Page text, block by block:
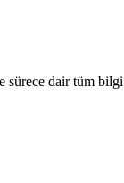
dair tüm bilgi